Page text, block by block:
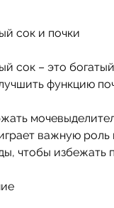
сок и почки
сок – это
функцию
важную
чтобы избежать